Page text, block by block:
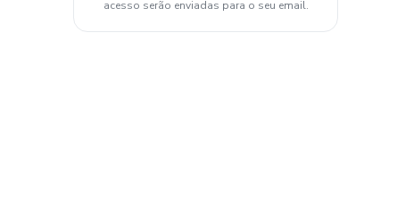
acesso serão enviadas para o seu email.